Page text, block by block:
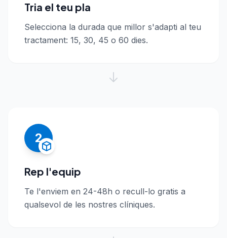
Tria el teu pla
Selecciona la durada que millor s'adapti al teu
tractament: 15, 30, 45 o 60 dies.
2
Rep l'equip
Te l'enviem en 24-48h o recull-lo gratis a
qualsevol de les nostres clíniques.